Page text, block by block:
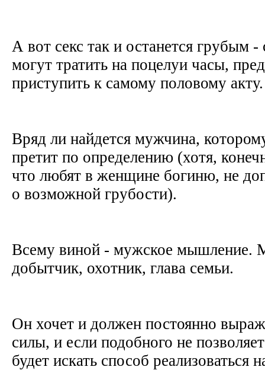
А вот секс так и останется грубым -
могут тратить на поцелуи часы,
приступить к самому половому
Вряд ли найдется мужчина,
претит по определению (хотя,
что любят в женщине богиню, не
о возможной грубости).
Всему виной - мужское мышление.
добытчик, охотник, глава семьи.
Он хочет и должен постоянно
силы, и если подобного не
будет искать способ реализоваться